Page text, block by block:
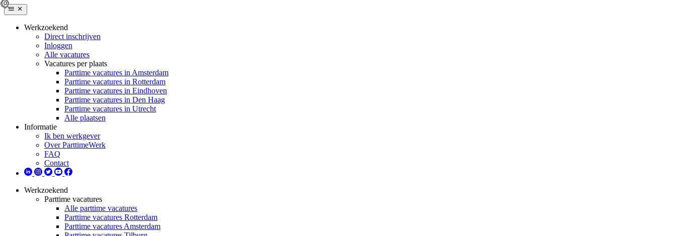
Werkzoekend
Direct inschrijven
Inloggen
Alle vacatures
Vacatures per plaats
Parttime vacatures in Amsterdam
Parttime vacatures in Rotterdam
Parttime vacatures in Eindhoven
Parttime vacatures in Den Haag
Parttime vacatures in Utrecht
Alle plaatsen
Informatie
Ik ben werkgever
Over ParttimeWerk
FAQ
Contact
Werkzoekend
Parttime vacatures
Alle parttime vacatures
Parttime vacatures Rotterdam
Parttime vacatures Amsterdam